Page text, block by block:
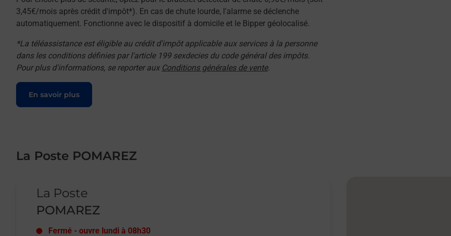
3,45€/mois après crédit d'impôt*). En cas de chute lourde, l'alarme se déclenche
automatiquement. Fonctionne avec le dispositif à domicile et le Bipper géolocalisé.
*La téléassistance est éligible au crédit d'impôt applicable aux services à la personne
dans les conditions définies par l'article 199 sexdecies du code général des impôts.
Pour plus d'informations, se reporter aux Conditions générales de vente.
En savoir plus
Le lien s'ouvre dans un nouvel onglet
La Poste POMAREZ
La Poste
POMAREZ
Fermé - ouvre lundi à 08h30